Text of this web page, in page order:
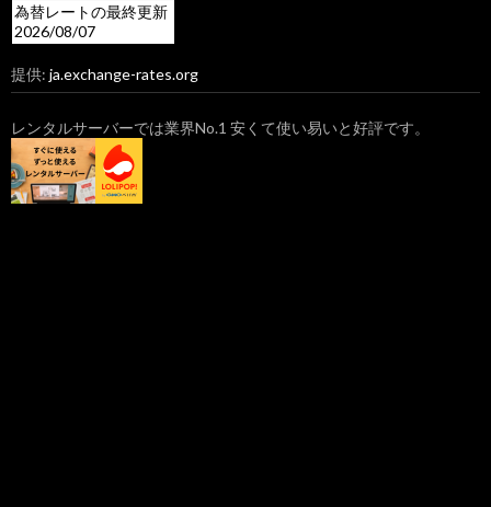
為替レートの最終更新
2026/08/07
提供: ja.exchange-rates.org
レンタルサーバーでは業界No.1 安くて使い易いと好評です。